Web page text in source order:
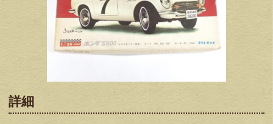
詳細